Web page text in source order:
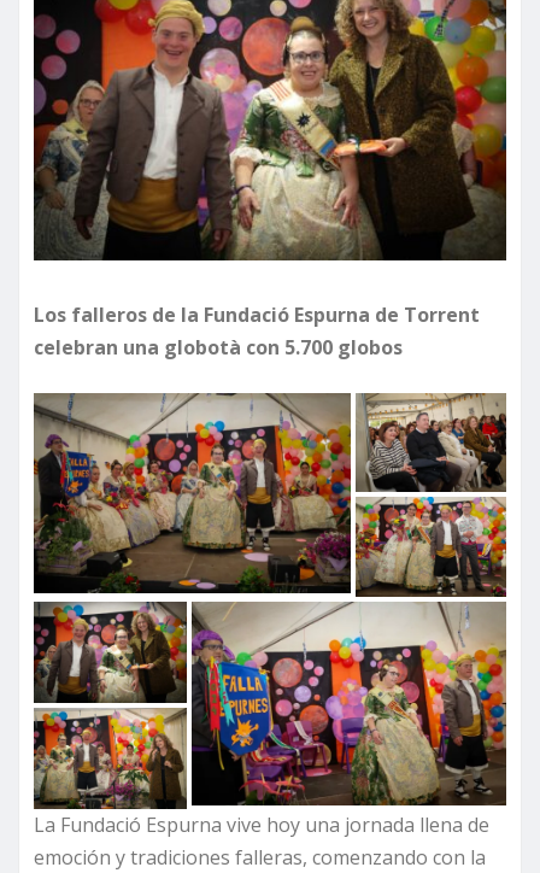
Los falleros de la Fundació Espurna de Torrent
celebran una globotà con 5.700 globos
La Fundació Espurna vive hoy una jornada llena de
emoción y tradiciones falleras, comenzando con la